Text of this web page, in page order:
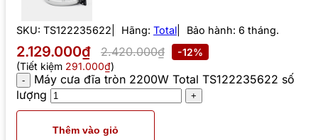
SKU: TS122235622 Hãng: Total Bảo hành: 6 tháng.
2.129.000₫ 2.420.000₫
-12%
(Tiết kiệm 291.000₫)
Máy cưa đĩa tròn 2200W Total TS122235622 số
lượng
Thêm vào giỏ